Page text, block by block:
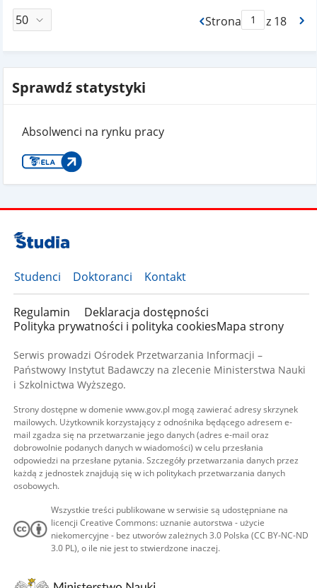
Strona
Max Stronaz 18
Sprawdź statystyki
Absolwenci na rynku pracy
Studenci Doktoranci Kontakt
Regulamin
Deklaracja dostępności
Polityka prywatności i polityka cookiesMapa strony
Serwis prowadzi Ośrodek Przetwarzania Informacji –
Państwowy Instytut Badawczy na zlecenie Ministerstwa Nauki
i Szkolnictwa Wyższego.
Strony dostępne w domenie www.gov.pl mogą zawierać adresy skrzynek
mailowych. Użytkownik korzystający z odnośnika będącego adresem e-
mail zgadza się na przetwarzanie jego danych (adres e-mail oraz
dobrowolnie podanych danych w wiadomości) w celu przesłania
odpowiedzi na przesłane pytania. Szczegóły przetwarzania danych przez
każdą z jednostek znajdują się w ich politykach przetwarzania danych
osobowych.
Wszystkie treści publikowane w serwisie są udostępniane na
licencji Creative Commons: uznanie autorstwa - użycie
niekomercyjne - bez utworów zależnych 3.0 Polska (CC BY-NC-ND
3.0 PL), o ile nie jest to stwierdzone inaczej.